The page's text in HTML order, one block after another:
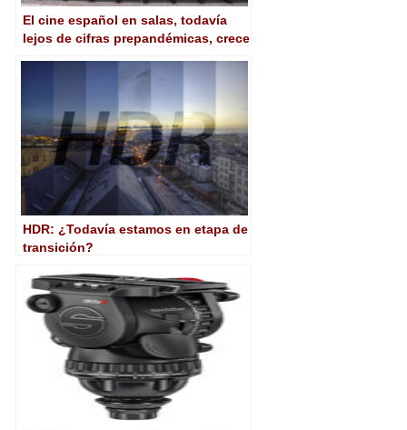
El cine español en salas, todavía
lejos de cifras prepandémicas, crece
HDR: ¿Todavía estamos en etapa de
transición?